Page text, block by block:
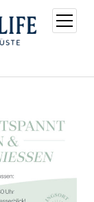
Menü
öffnen